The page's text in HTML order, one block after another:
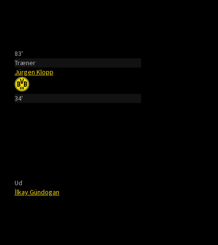
83'
Træner
Jürgen Klopp
34'
Ud
İlkay Gündogan